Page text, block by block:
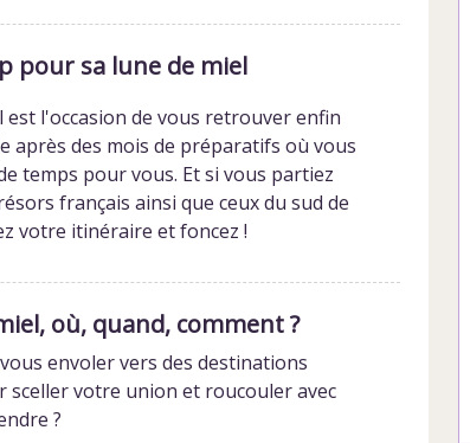
pour sa lune de miel
est l'occasion de vous retrouver enfin
après des mois de préparatifs où vous
temps pour vous. Et si vous partiez
français ainsi que ceux du sud de
votre itinéraire et foncez !
où, quand, comment ?
envoler vers des destinations
sceller votre union et roucouler avec
?